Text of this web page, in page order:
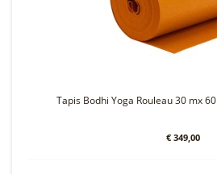
Tapis Bodhi Yoga Rouleau 30 mx
€ 349,00